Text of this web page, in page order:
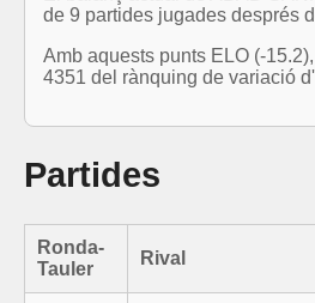
de 9 partides jugades després
Amb aquests punts ELO (-
4351 del rànquing de variació
Partides
Ronda-
Tauler
Rival